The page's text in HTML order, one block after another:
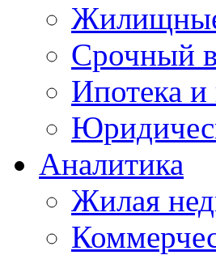
Срочный
Ипотека и
Аналитика
Жилая